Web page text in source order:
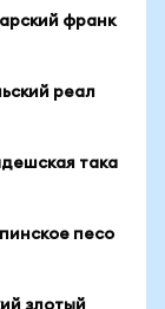
франк
реал
така
песо
злотый